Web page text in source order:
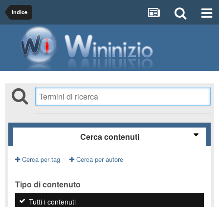
Indice
Cerca contenuti
Cerca per tag Cerca per autore
Tipo di contenuto
Tutti i contenuti